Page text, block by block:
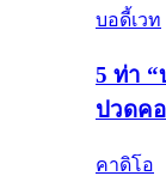
บอดี้เวท
5 ท่า
ปวดค
คาดิโอ